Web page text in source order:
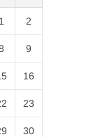
1 2
9
16
23
30